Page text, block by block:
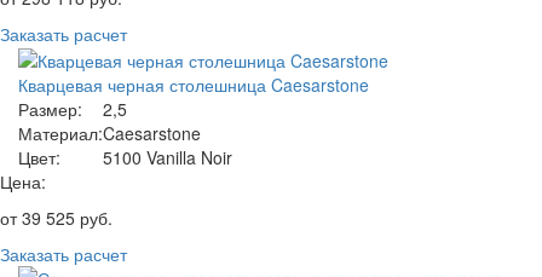
Заказать расчет
Кварцевая черная столешница Caesarstone
Размер:
2,5
Материал:Caesarstone
Цвет:
5100 Vanilla Noir
Цена:
от39 525 руб.
Заказать расчет